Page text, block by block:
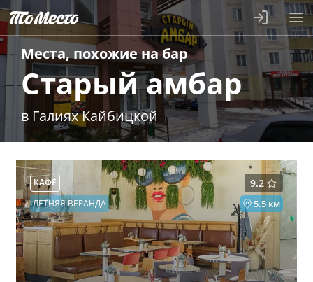
Места, похожие набар
Старый амбар
в Галиях Кайбицкой
9.2
КАФЕ
5.5 км
ЛЕТНЯЯ ВЕРАНДА